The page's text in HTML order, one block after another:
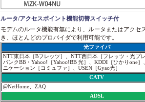
ルータ/アクセスポイント機能切替スイッチ付
モデムのルータ機能有無により、ルータまたはアク
き、ほとんどのプロバイダで利用可能です。
光ファイバ
NTT東日本［Bフレッツ］、NTT西日本［フレッツ・光プ
バンクBB・Yahoo!［Yahoo!BB 光］、KDDI［ひかりone
ニケーション［コミュファ］、USEN［Gyao光］
CATV
@NetHome、ZAQ
ADSL